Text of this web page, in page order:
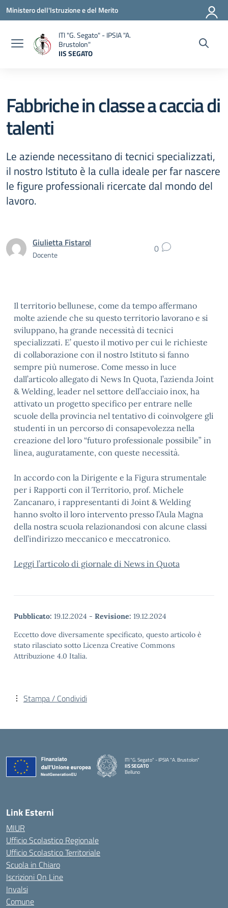
Vai ai contenuti
Vai al menu di navigazione
Vai al footer
Ministero dell'Istruzione e del Merito
ITI "G. Segato" - IPSIA "A.
Brustolon"
IIS SEGATO
Fabbriche in classe a caccia di
talenti
Le aziende necessitano di tecnici specializzati,
il nostro Istituto è la culla ideale per far nascere
le figure professionali ricercate dal mondo del
lavoro.
Giulietta Fistarol
Docente 0
Il territorio bellunese, come da tempo affermano
molte aziende che su questo territorio lavorano e si
sviluppano, ha grande necessità di tecnici
specializzati. E’ questo il motivo per cui le richieste
di collaborazione con il nostro Istituto si fanno
sempre più numerose. Come messo in luce
dall’articolo allegato di News In Quota, l’azienda Joint
& Welding, leader nel settore dell’acciaio inox, ha
attivato un progetto specifico per entrare nelle
scuole della provincia nel tentativo di coinvolgere gli
studenti in un percorso di consapevolezza nella
creazione del loro “futuro professionale possibile” in
linea, auguratamente, con queste necessità.
In accordo con la Dirigente e la Figura strumentale
per i Rapporti con il Territorio, prof. Michele
Zancanaro, i rappresentanti di Joint & Welding
hanno svolto il loro intervento presso l’Aula Magna
della nostra scuola relazionandosi con alcune classi
dell’indirizzo meccanico e meccatronico.
Leggi l’articolo di giornale di News in Quota
Pubblicato: 19.12.2024 - Revisione: 19.12.2024
Eccetto dove diversamente specificato, questo articolo è
stato rilasciato sotto Licenza Creative Commons
Attribuzione 4.0 Italia.
Stampa / Condividi
ITI "G. Segato" - IPSIA "A. Brustolon"
IIS SEGATO
Belluno
Link Esterni
MIUR
Ufficio Scolastico Regionale
Ufficio Scolastico Territoriale
Scuola in Chiaro
Iscrizioni On Line
Invalsi
Comune